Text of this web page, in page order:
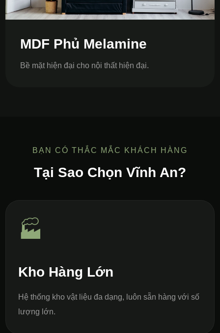
MDF Phủ Melamine
Bề mặt hiện đại cho nội thất hiện đại.
BẠN CÓ THẮC MẮC KHÁCH HÀNG
Tại Sao Chọn Vĩnh An?
🏭
Kho Hàng Lớn
Hệ thống kho vật liệu đa dạng, luôn sẵn hàng với số
lượng lớn.